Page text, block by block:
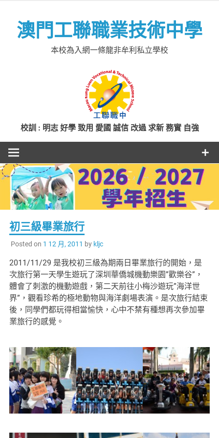
content澳門工聯職業技術中學
本校為入網一條龍非牟利私立學校
校訓 : 明志 好學 致用 愛國 誠信 改過 求新 務實 自強
初三級畢業旅行
Posted on 1 12 月, 2011 by kljc
2011/11/29 是我校初三級為期兩日畢業旅行的開始，是
次旅行第一天學生遊玩了深圳華僑城機動樂園”歡樂谷”，
體會了刺激的機動遊戲，第二天前往小梅沙遊玩”海洋世
界”，觀看珍希的極地動物與海洋劇場表演。是次旅行結束
後，同學們都玩得相當愉快，心中不禁有種想再次參加畢
業旅行的感覺。